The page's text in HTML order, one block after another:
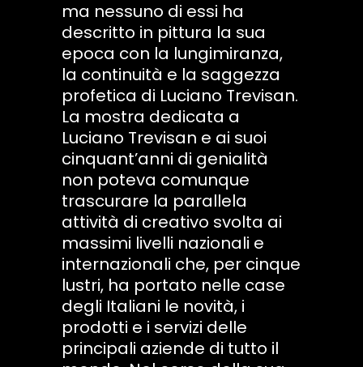
ma nessuno di essi ha
descritto in pittura la sua
epoca con la lungimiranza,
la continuità e la saggezza
profetica di Luciano Trevisan.
La mostra dedicata a
Luciano Trevisan e ai suoi
cinquant’anni di genialità
non poteva comunque
trascurare la parallela
attività di creativo svolta ai
massimi livelli nazionali e
internazionali che, per cinque
lustri, ha portato nelle case
degli Italiani le novità, i
prodotti e i servizi delle
principali aziende di tutto il